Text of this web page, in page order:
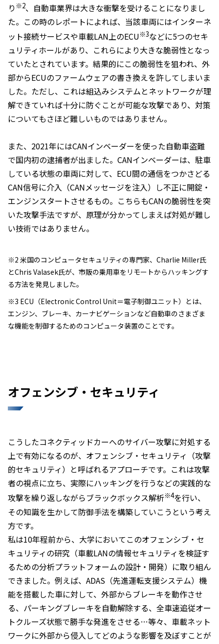
り ※2、自動車業界は大きな衝撃を受けることになりまし
た。この時のレポートによれば、当該車両にはインターネ
ット接続サービスや車載LAN上のECU※3などに5つのセキ
ュリティホールがあり、これらにより大きな脆弱性となっ
ていたとされています。結果的にこの脆弱性を狙われ、外
部からECUのファームウェアの書き換えを許してしまいま
した。ただし、これは組込みシステムとネットワークが理
解できていれば十分に防ぐことが可能な攻撃であり、対策
についてもさほど難しいものではありません。
また、2021年にはCANインベーダーを使った自動車盗難
で国内初の逮捕者が出ました。CANインベーダーは、駐車
している状態の車両に対して、ECU間の通信をつかさどる
CAN信号に介入（CANメッセージを注入）し不正に開錠・
エンジンスタートさせるもの。こちらもCANの脆弱性を突
いた攻撃手法ですが、原理が分かってしまえば対処が難し
い技術ではありません。
※2 米国のコンピュータセキュリティの専門家、Charlie Miller氏
とChris Valasek氏が、市販の乗用車をリモートからハッキングす
る方法を発見しました。
※3 ECU（Electronic Control Unit＝電子制御ユニット）とは、
エンジン、ブレーキ、カーナビゲーションなど自動車のさまざま
な機能を制御するためのコンピュータ装置のことです。
オフェンシブ・セキュリティ
こうしたコネクティッドカーへのサイバー攻撃に対処する
上で有効になるのが、オフェンシブ・セキュリティ（攻撃
的セキュリティ）と呼ばれるアプローチです。これは攻撃
者の視点に立ち、実際にハッキングを行うなどの実践的な
攻撃を繰り返しながらブラックボックス解析※4を行い、
その知識を生かして防御手法を構築していこうという考え
方です。
私は10年程前から、大学においてこのオフェンシブ・セ
キュリティの研究（車載LANの情報セキュリティを検証す
るための分析プラットフォームの設計・開発）に取り組ん
できました。例えば、ADAS（先進運転支援システム）機
能を搭載した車に対して、外部からブレーキを動作させ
る、パーキングブレーキを自動解除する、全車速追従オー
トクルーズ状態で勝手な発進をさせる…等々、車載ネット
ワークに外部から侵入してどのような影響を及ぼすことが